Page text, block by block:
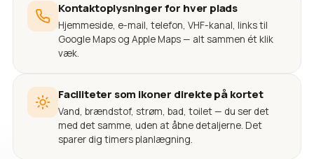
Kontaktoplysninger for hver plads
Hjemmeside, e-mail, telefon, VHF-kanal, links til
Google Maps og Apple Maps — alt sammen ét klik
væk.
Faciliteter som ikoner direkte på kortet
Vand, brændstof, strøm, bad, toilet — du ser det
med det samme, uden at åbne detaljerne. Det
sparer dig timers planlægning.